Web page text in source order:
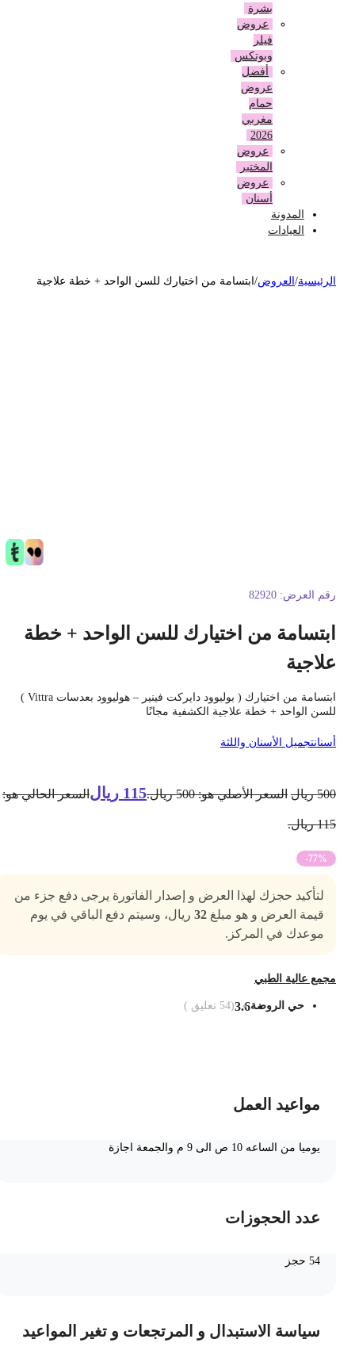
بشرة
عروض
وبوتكس
أفضل
عروض
حمام
مغربي
عروض
المختبر
عروض
أسنان
المدونة
العيادات
/العروض ابتسامة من اختيارك للسن الواحد + خطة علاجية
العرض: 82920
من اختيارك للسن الواحد + خطة
ابتسامة من اختيارك ( بوليوود دايركت فينير – هوليوود بعدسات Vittra )
الواحد + خطة علاجية الكشفية مجانًا
تجميل الأسنان واللثة
ريال السعر الأصلي هو: 500 ريال. 115 ريال السعر الحالي هو:
-77%
لتأكيد حجزك لهذا العرض و إصدار الفاتورة يرجى دفع جزء من
قيمة العرض و هو مبلغ32ريال، وسيتم دفع الباقي في يوم
موعدك في المركز.
عالية الطبي
حي الروضة 3.6
(
54تعليق )
مواعيد العمل
يوميا من الساعه 10 ص الى 9 م والجمعة اجازة
عدد الحجوزات
سياسة الاستبدال و المرتجعات و تغير المواعيد